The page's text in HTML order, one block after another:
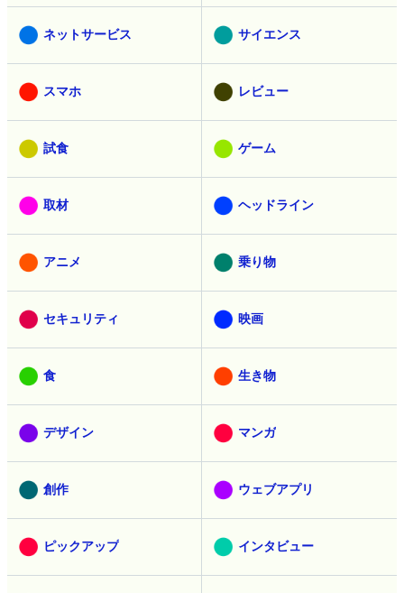
ネットサービス サイエンス
スマホ レビュー
試食 ゲーム
取材 ヘッドライン
アニメ 乗り物
セキュリティ 映画
食 生き物
デザイン マンガ
創作 ウェブアプリ
ピックアップ インタビュー